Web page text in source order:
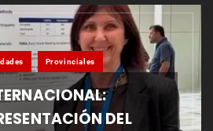
Provinciales
DEL